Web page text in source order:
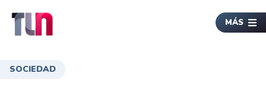
MÁS
SOCIEDAD